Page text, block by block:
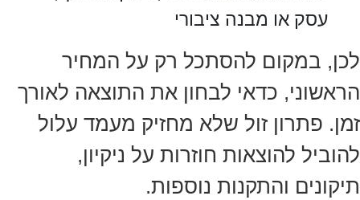
עסק או מבנה ציבורי
לכן, במקום להסתכל רק על המחיר
הראשוני, כדאי לבחון את התוצאה לאורך
זמן. פתרון זול שלא מחזיק מעמד עלול
להוביל להוצאות חוזרות על ניקיון,
תיקונים והתקנות נוספות.